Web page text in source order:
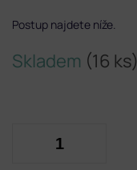
Skladem (16 ks)
Postup najdete níže.